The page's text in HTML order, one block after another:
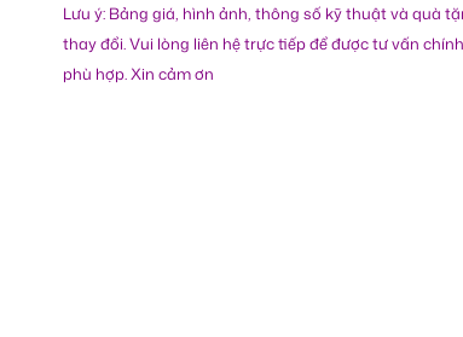
Lưu ý: Bảng giá, hình ảnh, thông số kỹ thuật và quà
thay đổi. Vui lòng liên hệ trực tiếp để được tư vấn
phù hợp. Xin cảm ơn